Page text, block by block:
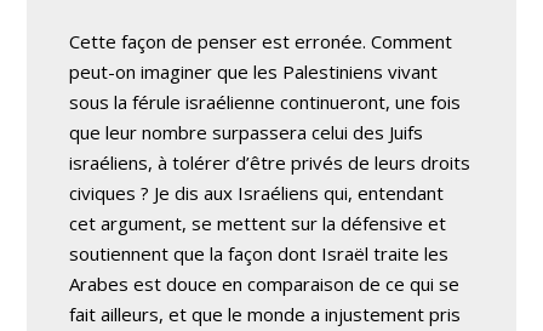
Cette façon de penser est erronée. Comment
peut-on imaginer que les Palestiniens vivant
sous la férule israélienne continueront, une fois
que leur nombre surpassera celui des Juifs
israéliens, à tolérer d’être privés de leurs droits
civiques ? Je dis aux Israéliens qui, entendant
cet argument, se mettent sur la défensive et
soutiennent que la façon dont Israël traite les
Arabes est douce en comparaison de ce qui se
fait ailleurs, et que le monde a injustement pris